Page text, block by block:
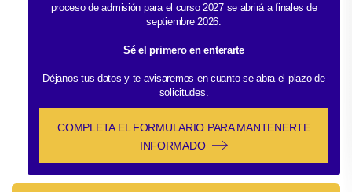
proceso de admisión para el curso 2027 se abrirá a finales de
septiembre 2026.
Sé el primero en enterarte
Déjanos tus datos y te avisaremos en cuanto se abra el plazo de
solicitudes.
COMPLETA EL FORMULARIO PARA MANTENERTE
INFORMADO